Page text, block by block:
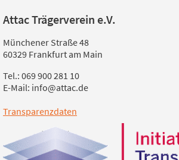
Attac Trägerverein e.V.
Münchener Straße 48
60329 Frankfurt am Main
Tel.: 069 900 281 10
E-Mail: info@attac.de
Transparenzdaten